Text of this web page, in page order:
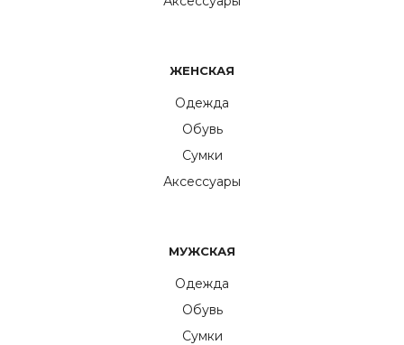
ЖЕНСКАЯ
Одежда
Обувь
Сумки
Аксессуары
МУЖСКАЯ
Одежда
Обувь
Сумки